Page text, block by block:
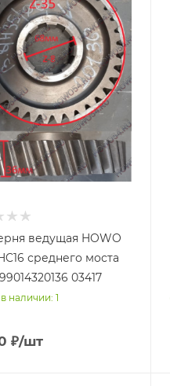
ведущая HOWO
среднего моста
03417
наличии: 1
₽/шт